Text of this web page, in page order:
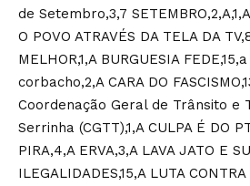
de Setembro,3,7
O POVO ATRAVÉS DA TELA DA
MELHOR,1,A BURGUESIA
corbacho,2,A CARA DO
Coordenação Geral de Trânsito e
Serrinha (CGTT),1,A CULPA É DO
PIRA,4,A ERVA,3,A LAVA JATO E
ILEGALIDADES,15,A LUTA